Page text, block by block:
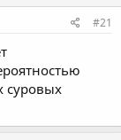
#21
суровых